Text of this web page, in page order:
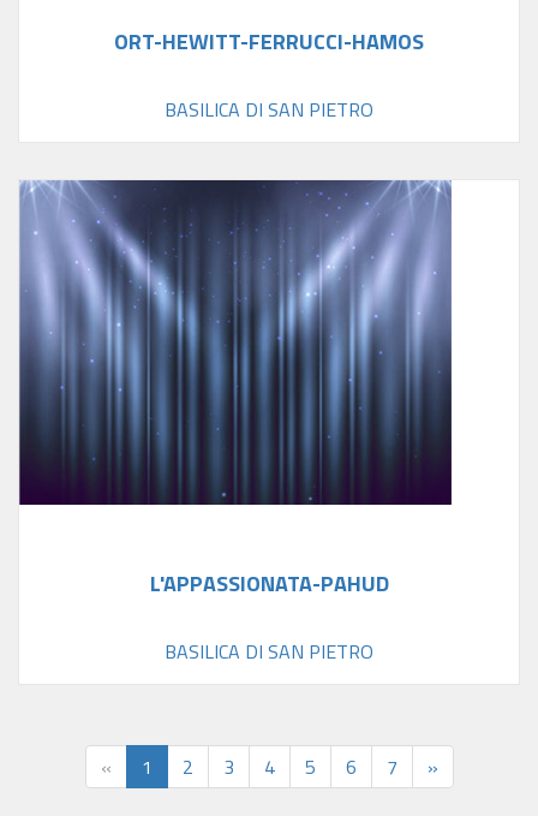
ORT-HEWITT-FERRUCCI-HAMOS
BASILICA DI SAN PIETRO
L'APPASSIONATA-PAHUD
BASILICA DI SAN PIETRO
« 1 2 3 4 5 6 7 »